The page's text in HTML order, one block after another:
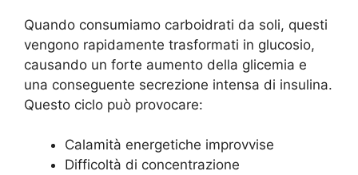
Quando consumiamo carboidrati da soli, questi
vengono rapidamente trasformati in glucosio,
causando un forte aumento della glicemia e
una conseguente secrezione intensa di insulina.
Questo ciclo può provocare:
Calamità energetiche improvvise
Difficoltà di concentrazione